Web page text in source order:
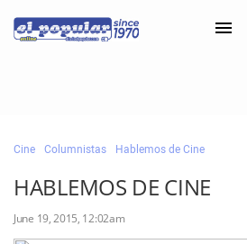
Classifieds
Categorías
Iniciar sesión con Clascal
Cine Columnistas Hablemos de Cine
HABLEMOS DE CINE
June 19, 2015, 12:02am